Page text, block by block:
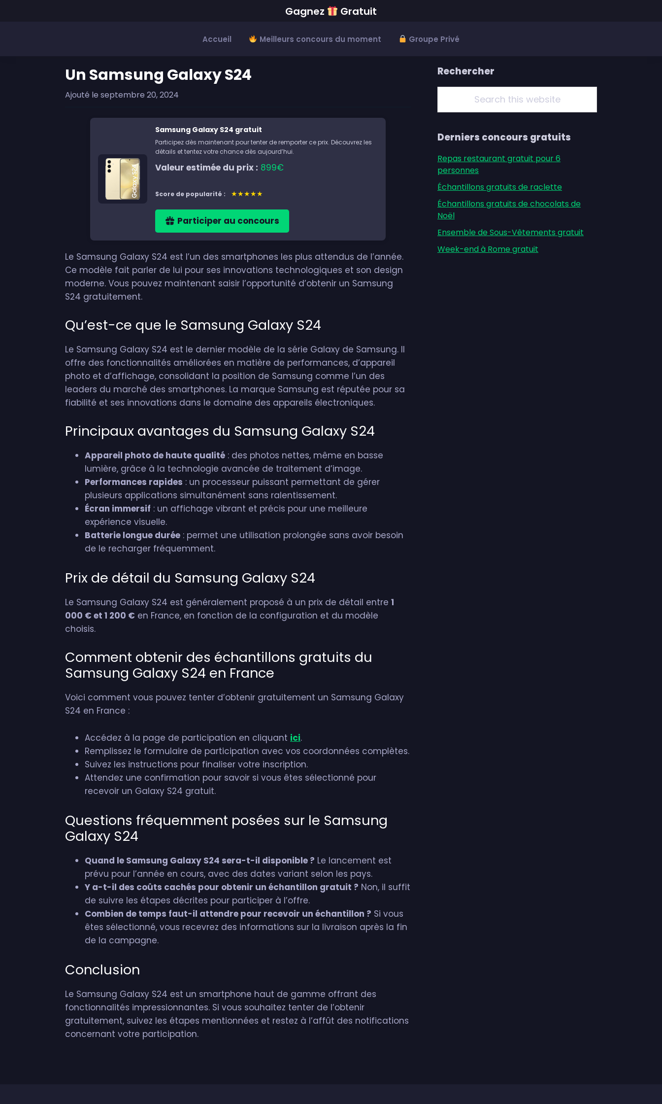
Gagnez Gratuit
Accueil Meilleurs concours du moment Groupe Privé
Un Samsung Galaxy S24
Ajouté le septembre 20, 2024
Samsung Galaxy S24 gratuit
Participez dès maintenant pour tenter de remporter ce prix. Découvrez les
détails et tentez votre chance dès aujourd’hui.
Valeur estimée du prix : 899€
Score de popularité : ★★★★★
Participer au concours
Le Samsung Galaxy S24 est l’un des smartphones les plus attendus de l’année.
Ce modèle fait parler de lui pour ses innovations technologiques et son design
moderne. Vous pouvez maintenant saisir l’opportunité d’obtenir un Samsung
S24 gratuitement.
Qu’est-ce que le Samsung Galaxy S24
Le Samsung Galaxy S24 est le dernier modèle de la série Galaxy de Samsung. Il
offre des fonctionnalités améliorées en matière de performances, d’appareil
photo et d’affichage, consolidant la position de Samsung comme l’un des
leaders du marché des smartphones. La marque Samsung est réputée pour sa
fiabilité et ses innovations dans le domaine des appareils électroniques.
Principaux avantages du Samsung Galaxy S24
Appareil photo de haute qualité : des photos nettes, même en basse
lumière, grâce à la technologie avancée de traitement d’image.
Performances rapides : un processeur puissant permettant de gérer
plusieurs applications simultanément sans ralentissement.
Écran immersif : un affichage vibrant et précis pour une meilleure
expérience visuelle.
Batterie longue durée : permet une utilisation prolongée sans avoir besoin
de le recharger fréquemment.
Prix de détail du Samsung Galaxy S24
Le Samsung Galaxy S24 est généralement proposé à un prix de détail entre 1
000 € et 1 200 € en France, en fonction de la configuration et du modèle
choisis.
Comment obtenir des échantillons gratuits du
Samsung Galaxy S24 en France
Voici comment vous pouvez tenter d’obtenir gratuitement un Samsung Galaxy
S24 en France :
Accédez à la page de participation en cliquant ici.
Remplissez le formulaire de participation avec vos coordonnées complètes.
Suivez les instructions pour finaliser votre inscription.
Attendez une confirmation pour savoir si vous êtes sélectionné pour
recevoir un Galaxy S24 gratuit.
Questions fréquemment posées sur le Samsung
Galaxy S24
Quand le Samsung Galaxy S24 sera-t-il disponible ? Le lancement est
prévu pour l’année en cours, avec des dates variant selon les pays.
Y a-t-il des coûts cachés pour obtenir un échantillon gratuit ? Non, il suffit
de suivre les étapes décrites pour participer à l’offre.
Combien de temps faut-il attendre pour recevoir un échantillon ? Si vous
êtes sélectionné, vous recevrez des informations sur la livraison après la fin
de la campagne.
Conclusion
Le Samsung Galaxy S24 est un smartphone haut de gamme offrant des
fonctionnalités impressionnantes. Si vous souhaitez tenter de l’obtenir
gratuitement, suivez les étapes mentionnées et restez à l’affût des notifications
concernant votre participation.
Primary
Sidebar
Rechercher
website
Derniers concours gratuits
Repas restaurant gratuit pour 6
personnes
Échantillons gratuits de raclette
Échantillons gratuits de chocolats de
Noël
Ensemble de Sous-Vêtements gratuit
Week-end à Rome gratuit